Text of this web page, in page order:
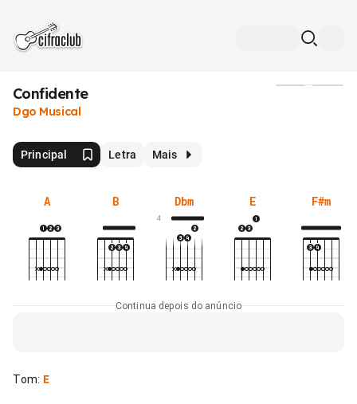
Confidente
Dgo Musical
Principal Letra Mais
A B Dbm
4
E F#m
Continua depois do anúncio
Tom: E